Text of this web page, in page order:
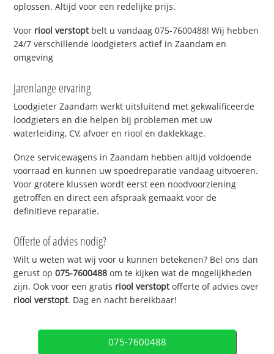
oplossen. Altijd voor een redelijke prijs.
Voor riool verstoptbelt u vandaag 075-7600488! Wij hebben
24/7 verschillende loodgieters actief in Zaandam en
omgeving
Jarenlange ervaring
Loodgieter Zaandam werkt uitsluitend met gekwalificeerde
loodgieters en die helpen bij problemen met uw
waterleiding, CV, afvoer en riool en daklekkage.
Onze servicewagens in Zaandam hebben altijd voldoende
voorraad en kunnen uw spoedreparatie vandaag uitvoeren.
Voor grotere klussen wordt eerst een noodvoorziening
getroffen en direct een afspraak gemaakt voor de
definitieve reparatie.
Offerte of advies nodig?
Wilt u weten wat wij voor u kunnen betekenen? Bel ons dan
gerust op075-7600488 om te kijken wat de mogelijkheden
zijn. Ook voor een gratis riool verstoptofferte of advies over
riool verstopt. Dag en nacht bereikbaar!
075-7600488